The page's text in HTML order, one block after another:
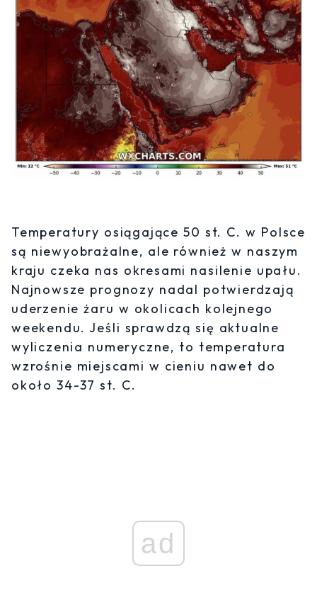
Temperatury osiągające 50 st. C. w Polsce
są niewyobrażalne, ale również w naszym
kraju czeka nas okresami nasilenie upału.
Najnowsze prognozy nadal potwierdzają
uderzenie żaru w okolicach kolejnego
weekendu. Jeśli sprawdzą się aktualne
wyliczenia numeryczne, to temperatura
wzrośnie miejscami w cieniu nawet do
około 34-37 st. C.
ad